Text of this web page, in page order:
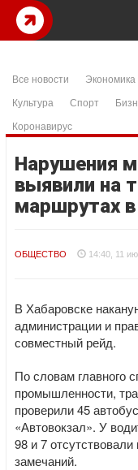
Все новости Экономика
Культура
Спорт
Коронавирус
Нарушения
выявили на
маршрутах
ОБЩЕСТВО 14:40, 11
В Хабаровске
администрации и
совместный рейд.
По словам главного
промышленности,
проверили 45
«Автовокзал». У
98 и 7
замечаний.